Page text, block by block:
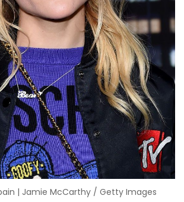
| Jamie McCarthy / Getty Images